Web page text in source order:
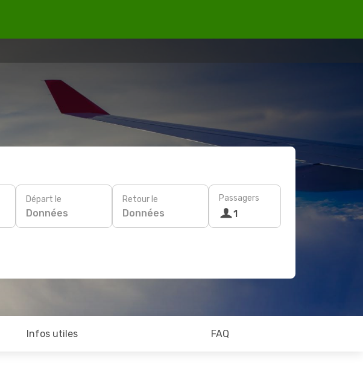
Départ le
Données
Retour le
Données
Passagers
1
Infos utiles FAQ